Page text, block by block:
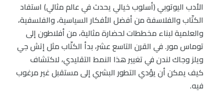
الأدب اليوتوبي (أسلوب خيالي يحدث في عالم مثالي) استفاد
الكتّاب والفلاسفة من أفضل الأفكار السياسية، والفلسفية،
والعلمية لبناء مخططات لحضارة مثالية، من أفلاطون إلى
توماس مور. في القرن التاسع عشر، بدأ الكتّاب مثل إتش جي
ويلز وجاك لندن في تغيير هذا النمط التقليدي، لاكتشاف
كيف يمكن أن يؤدي التطور البشري إلى مستقبل غير مرغوب
فيه.